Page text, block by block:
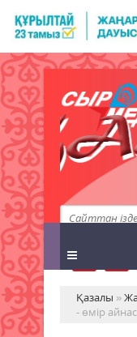
Қазалы »
- өмір